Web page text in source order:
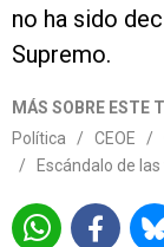
no ha sido
Supremo.
MÁS SOBRE ESTE
Política
/ CEOE /
/
Escándalo de